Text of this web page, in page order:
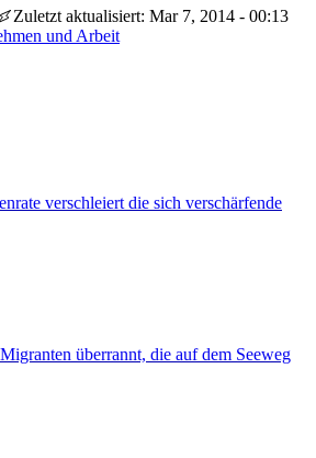
Zuletzt aktualisiert: Mar 7, 2014 - 00:13
und Arbeit
verschleiert die sich verschärfende
überrannt, die auf dem Seeweg